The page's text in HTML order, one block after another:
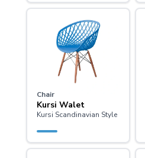
Chair
Kursi Walet
Kursi Scandinavian Style